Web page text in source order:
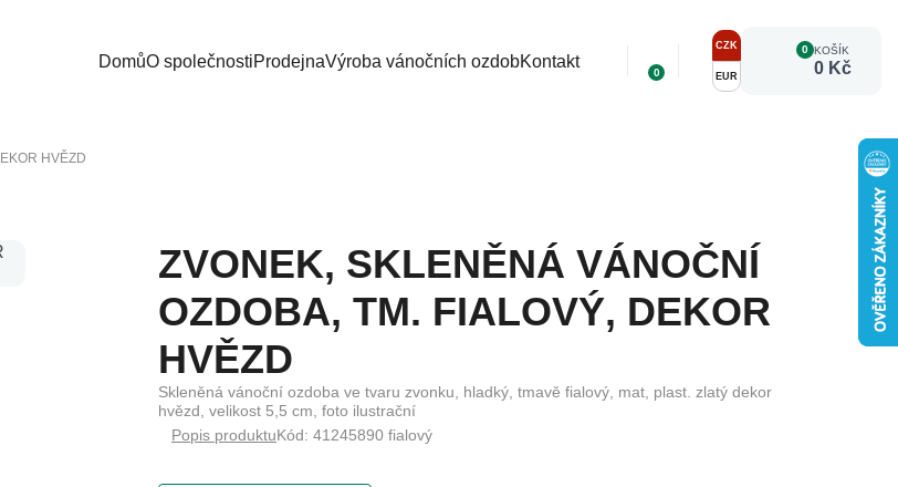
DomůO společnostiProdejnaVýroba vánočních ozdobKontakt
0
CZK
EUR
0 KOŠÍK
0 Kč
HVĚZD
ZVONEK, SKLENĚNÁ VÁNOČNÍ
OZDOBA, TM. FIALOVÝ, DEKOR
HVĚZD
Skleněná vánoční ozdoba ve tvaru zvonku, hladký, tmavě fialový, mat, plast. zlatý dekor
hvězd, velikost 5,5 cm, foto ilustrační
Popis produktuKód: 41245890 fialový